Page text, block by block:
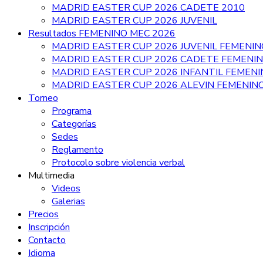
MADRID EASTER CUP 2026 CADETE 2010
MADRID EASTER CUP 2026 JUVENIL
Resultados FEMENINO MEC 2026
MADRID EASTER CUP 2026 JUVENIL
MADRID EASTER CUP 2026 CADETE
MADRID EASTER CUP 2026 INFANTIL
MADRID EASTER CUP 2026 ALEVIN
Torneo
Programa
Categorías
Sedes
Reglamento
Protocolo sobre violencia verbal
Multimedia
Videos
Galerias
Precios
Inscripción
Contacto
Idioma